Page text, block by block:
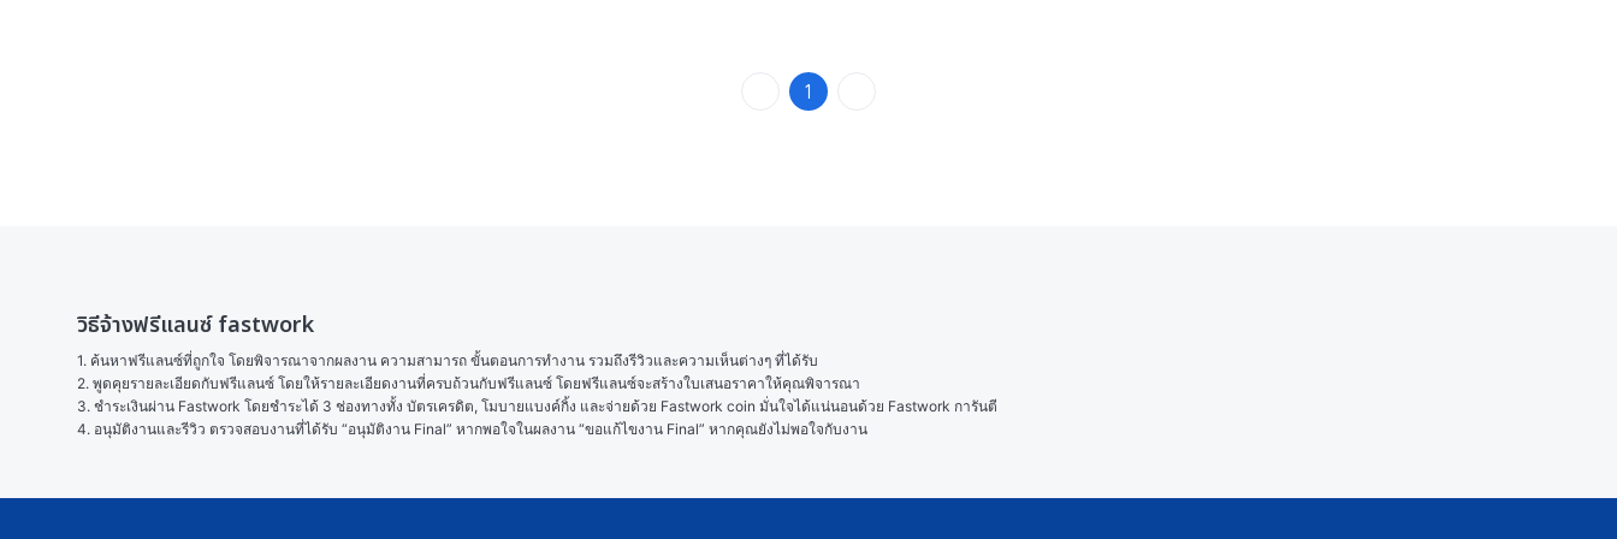
1
วิธีจ้างฟรีแลนซ์ fastwork
1. ค้นหาฟรีแลนซ์ที่ถูกใจ โดยพิจารณาจากผลงาน ความสามารถ ขั้นตอนการทำงาน รวมถึงรีวิวและความเห็นต่างๆ ที่ได้รับ
2. พูดคุยรายละเอียดกับฟรีแลนซ์ โดยให้รายละเอียดงานที่ครบถ้วนกับฟรีแลนซ์ โดยฟรีแลนซ์จะสร้างใบเสนอราคาให้คุณพิจารณา
3. ชำระเงินผ่าน Fastwork โดยชำระได้ 3 ช่องทางทั้ง บัตรเครดิต, โมบายแบงค์กิ้ง และจ่ายด้วย Fastwork coin มั่นใจได้แน่นอนด้วย Fastwork การันตี
4. อนุมัติงานและรีวิว ตรวจสอบงานที่ได้รับ “อนุมัติงาน Final” หากพอใจในผลงาน “ขอแก้ไขงาน Final” หากคุณยังไม่พอใจกับงาน